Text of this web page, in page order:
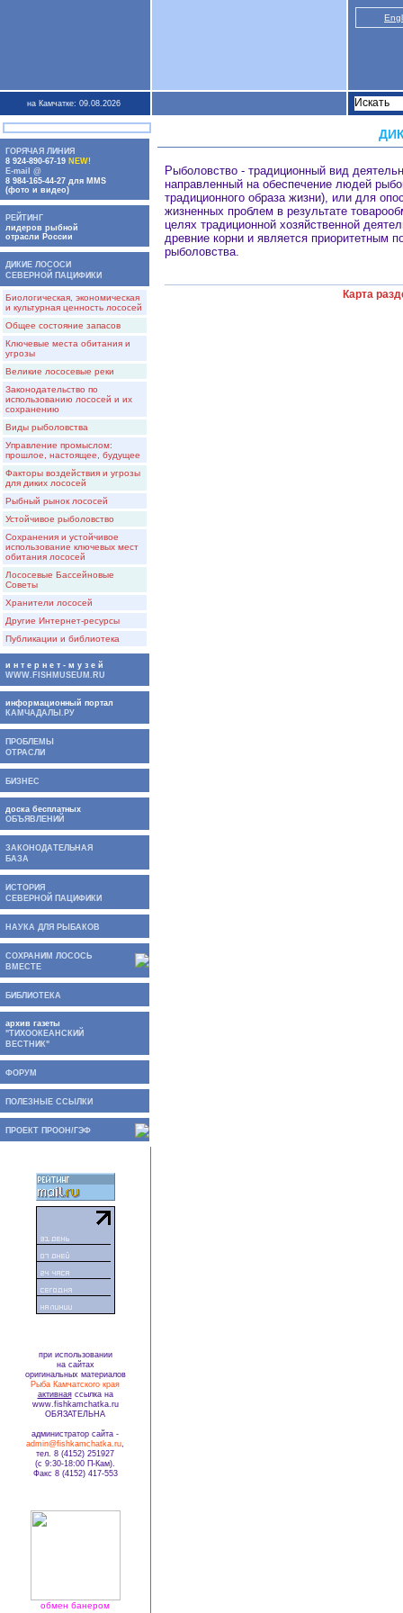
на Камчатке: 09.08.2026
ГОРЯЧАЯ ЛИНИЯ
8 924-890-67-19 NEW!
E-mail @
8 984-165-44-27 для MMS
(фото и видео)
РЕЙТИНГ
лидеров рыбной
отрасли России
ДИКИЕ ЛОСОСИ
СЕВЕРНОЙ ПАЦИФИКИ
Биологическая, экономическая
и культурная ценность лососей
Общее состояние запасов
Ключевые места обитания и
угрозы
Великие лососевые реки
Законодательство по
использованию лососей и их
сохранению
Виды рыболовства
Управление промыслом:
прошлое, настоящее, будущее
Факторы воздействия и угрозы
для диких лососей
Рыбный рынок лососей
Устойчивое рыболовство
Сохранения и устойчивое
использование ключевых мест
обитания лососей
Лососевые Бассейновые
Советы
Хранители лососей
Другие Интернет-ресурсы
Публикации и библиотека
и н т е р н е т - м у з е й
WWW.FISHMUSEUM.RU
информационный портал
КАМЧАДАЛЫ.РУ
ПРОБЛЕМЫ
ОТРАСЛИ
БИЗНЕС
доска бесплатных
ОБЪЯВЛЕНИЙ
ЗАКОНОДАТЕЛЬНАЯ
БАЗА
ИСТОРИЯ
СЕВЕРНОЙ ПАЦИФИКИ
НАУКА ДЛЯ РЫБАКОВ
СОХРАНИМ ЛОСОСЬ
ВМЕСТЕ
БИБЛИОТЕКА
архив газеты
"ТИХООКЕАНСКИЙ
ВЕСТНИК"
ФОРУМ
ПОЛЕЗНЫЕ ССЫЛКИ
ПРОЕКТ ПРООН/ГЭФ
при использовании
на сайтах
оригинальных материалов
Рыба Камчатского края
активнаяссылка на
www.fishkamchatka.ru
ОБЯЗАТЕЛЬНА
администратор сайта -
admin@fishkamchatka.ru,
тел. 8 (4152) 251927
(с 9:30-18:00 П-Кам).
Факс 8 (4152) 417-553
обмен банером
Рыболовство - традиционный вид
направленный на обеспечение людей
традиционного образа жизни), или для
жизненных проблем в результате
целях традиционной хозяйственной
древние корни и является приоритетным
рыболовства.
Карта